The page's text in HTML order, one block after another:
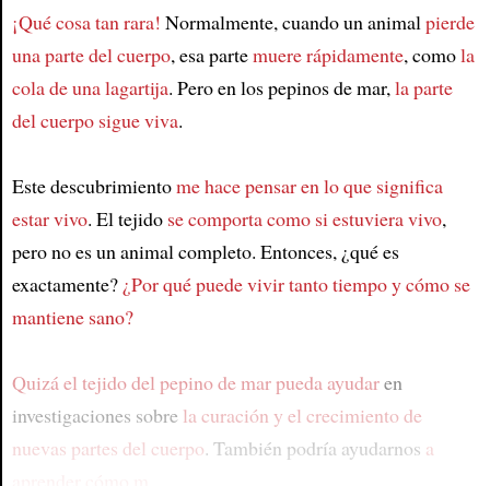
¡Qué cosa tan rara! Normalmente, cuando un animalpierde
una parte del cuerpo, esa partemuere rápidamente, comola
cola de una lagartija. Pero en los pepinos de mar,la parte
del cuerpo sigue viva.
Este descubrimientome hace pensar en lo que significa
estar vivo. El tejido se comporta como si estuviera vivo,
pero no es un animal completo. Entonces, ¿qué es
exactamente? ¿Por qué puede vivir tanto tiempo y cómo se
mantiene sano?
Quizá el tejido del pepino de mar pueda ayudaren
investigaciones sobre la curación y el crecimiento de
nuevas partes del cuerpo. También podría ayudarnos a